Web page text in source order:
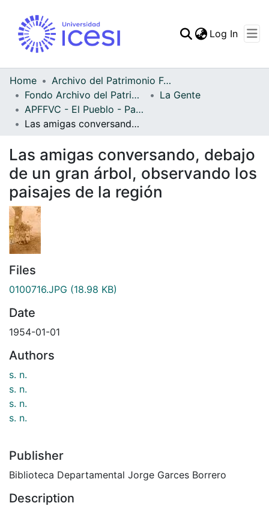
Statistics
Log In
Home
Archivo del Patrimonio Fotográfico y Fílmico del Valle del Cauca
Fondo Archivo del Patrimonio Fotográfico y Fílmico del Valle del Cauca
La Gente
APFFVC - El Pueblo - Patrimonial
Las amigas conversando, debajo de un gran árbol, observando los paisajes de la región
Las amigas conversando, debajo
de un gran árbol, observando los
paisajes de la región
Files
0100716.JPG (18.98 KB)
Date
1954-01-01
Authors
s. n.
s. n.
s. n.
s. n.
Publisher
Biblioteca Departamental Jorge Garces Borrero
Description